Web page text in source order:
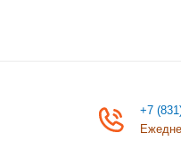
+7